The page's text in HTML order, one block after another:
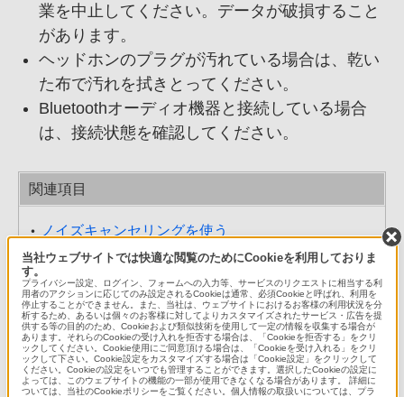
業を中止してください。データが破損すること
があります。
ヘッドホンのプラグが汚れている場合は、乾い
た布で汚れを拭きとってください。
Bluetoothオーディオ機器と接続している場合
は、接続状態を確認してください。
関連項目
ノイズキャンセリングを使う
Media Goを使って“ウォークマン”から削除する
エクスプローラーやFinderを使って“ウォークマ
ン”から削除する
Media Goを使って“ウォークマン”に転送する
エクスプローラーやFinderを使って“ウォークマ
当社ウェブサイトでは快適な閲覧のためにCookieを利用しておりま
す。
プライバシー設定、ログイン、フォームへの入力等、サービスのリクエストに相当する利
用者のアクションに応じてのみ設定されるCookieは通常、必須Cookieと呼ばれ、利用を
停止することができません。また、当社は、ウェブサイトにおけるお客様の利用状況を分
析するため、あるいは個々のお客様に対してよりカスタマイズされたサービス・広告を提
供する等の目的のため、Cookieおよび類似技術を使用して一定の情報を収集する場合が
あります。それらのCookieの受け入れを拒否する場合は、「Cookieを拒否する」をクリ
ックしてください。Cookie使用にご同意頂ける場合は、「Cookieを受け入れる」をクリ
ックして下さい。Cookie設定をカスタマイズする場合は「Cookie設定」をクリックして
ください。Cookieの設定をいつでも管理することができます。選択したCookieの設定に
よっては、このウェブサイトの機能の一部が使用できなくなる場合があります。 詳細に
ついては、当社のCookieポリシーをご覧ください。個人情報の取扱いについては、プラ